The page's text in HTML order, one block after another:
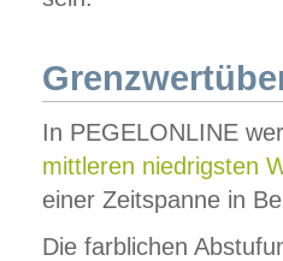
In PEGELONLINE
mittleren niedrigsten
einer Zeitspanne in
Die farblichen